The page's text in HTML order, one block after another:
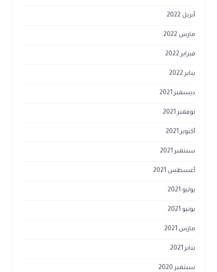
أبريل 2022
مارس 2022
فبراير 2022
يناير 2022
ديسمبر 2021
نوفمبر 2021
أكتوبر 2021
سبتمبر 2021
أغسطس 2021
يوليو 2021
يونيو 2021
مارس 2021
يناير 2021
سبتمبر 2020